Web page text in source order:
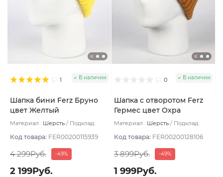
1 В наличии
Шапка бини Ferz Бруно
цвет Желтый
Материал : Шерсть
Подклад:
Код товара: FER00200115939
4 299Руб. -49%
2 199Руб.
0 В наличии
Шапка с отворотом Ferz
Гермес цвет Охра
Материал : Шерсть
Подклад:
Код товара: FER00200128106
3 899Руб. -49%
1 999Руб.